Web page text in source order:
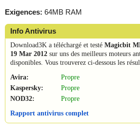
Exigences: 64MB RAM
Info Antivirus
Download3K a téléchargé et testé Magicbit
19 Mar 2012 sur uns des meilleurs moteurs
disponibles. Vous trouverez ci-dessous les
Avira:
Propre
Kaspersky:
Propre
NOD32:
Propre
Rapport antivirus complet